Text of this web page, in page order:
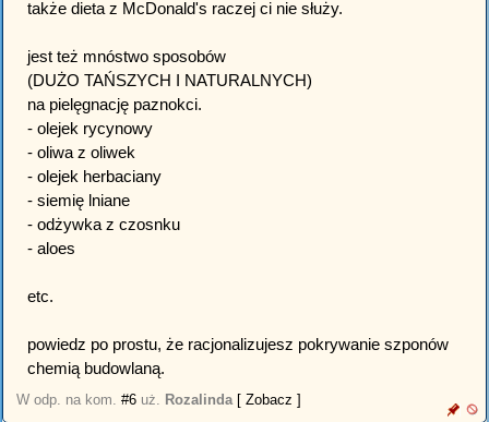
także dieta z McDonald's raczej ci nie służy.
jest też mnóstwo sposobów
(DUŻO TAŃSZYCH I NATURALNYCH)
na pielęgnację paznokci.
- olejek rycynowy
- oliwa z oliwek
- olejek herbaciany
- siemię lniane
- odżywka z czosnku
- aloes
etc.
powiedz po prostu, że racjonalizujesz pokrywanie szponów
chemią budowlaną.
W odp. na kom. #6 uż. Rozalinda [ Zobacz ]